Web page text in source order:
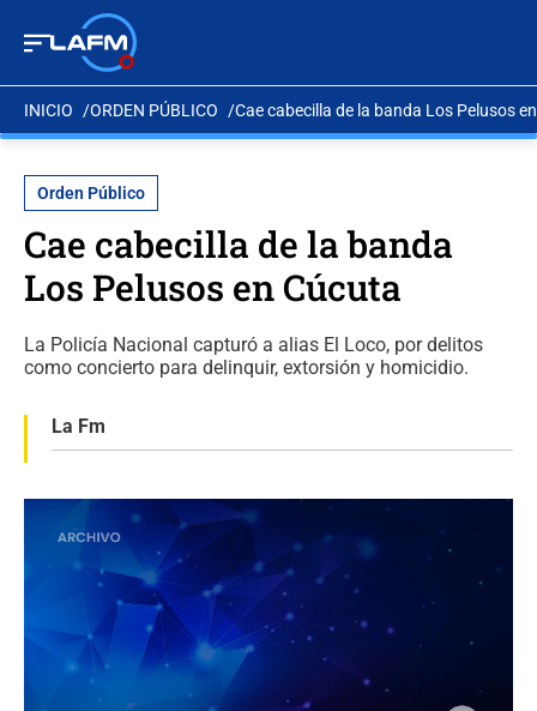
INICIO ORDEN PÚBLICO Cae cabecilla de la banda Los Pelusos
Orden Público
Cae cabecilla de la banda
Los Pelusos en Cúcuta
La Policía Nacional capturó a alias El Loco, por delitos
como concierto para delinquir, extorsión y homicidio.
La Fm